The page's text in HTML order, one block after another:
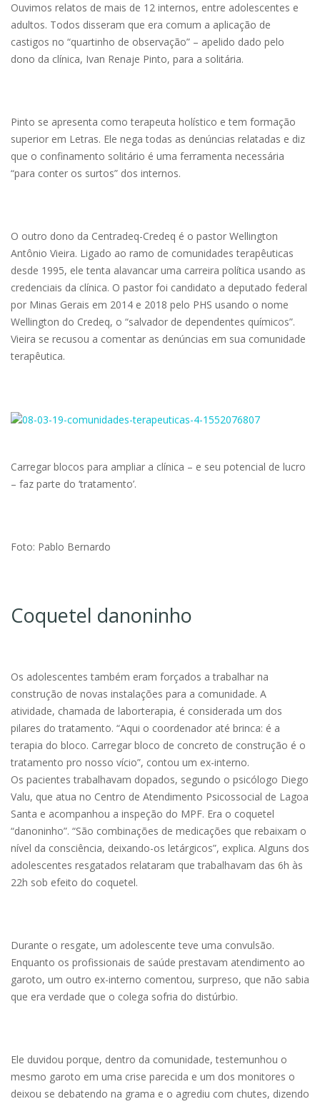
Ouvimos relatos de mais de 12 internos, entre adolescentes e
adultos. Todos disseram que era comum a aplicação de
castigos no “quartinho de observação” – apelido dado pelo
dono da clínica, Ivan Renaje Pinto, para a solitária.
Pinto se apresenta como terapeuta holístico e tem formação
superior em Letras. Ele nega todas as denúncias relatadas e diz
que o confinamento solitário é uma ferramenta necessária
“para conter os surtos” dos internos.
O outro dono da Centradeq-Credeq é o pastor Wellington
Antônio Vieira. Ligado ao ramo de comunidades terapêuticas
desde 1995, ele tenta alavancar uma carreira política usando as
credenciais da clínica. O pastor foi candidato a deputado federal
por Minas Gerais em 2014 e 2018 pelo PHS usando o nome
Wellington do Credeq, o “salvador de dependentes químicos”.
Vieira se recusou a comentar as denúncias em sua comunidade
terapêutica.
Carregar blocos para ampliar a clínica – e seu potencial de lucro
– faz parte do ‘tratamento’.
Foto: Pablo Bernardo
Coquetel danoninho
Os adolescentes também eram forçados a trabalhar na
construção de novas instalações para a comunidade. A
atividade, chamada de laborterapia, é considerada um dos
pilares do tratamento. “Aqui o coordenador até brinca: é a
terapia do bloco. Carregar bloco de concreto de construção é o
tratamento pro nosso vício”, contou um ex-interno.
Os pacientes trabalhavam dopados, segundo o psicólogo Diego
Valu, que atua no Centro de Atendimento Psicossocial de Lagoa
Santa e acompanhou a inspeção do MPF. Era o coquetel
“danoninho”. “São combinações de medicações que rebaixam o
nível da consciência, deixando-os letárgicos”, explica. Alguns dos
adolescentes resgatados relataram que trabalhavam das 6h às
22h sob efeito do coquetel.
Durante o resgate, um adolescente teve uma convulsão.
Enquanto os profissionais de saúde prestavam atendimento ao
garoto, um outro ex-interno comentou, surpreso, que não sabia
que era verdade que o colega sofria do distúrbio.
Ele duvidou porque, dentro da comunidade, testemunhou o
mesmo garoto em uma crise parecida e um dos monitores o
deixou se debatendo na grama e o agrediu com chutes, dizendo